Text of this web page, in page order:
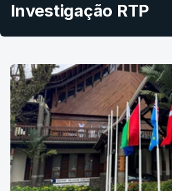
Investigação RTP